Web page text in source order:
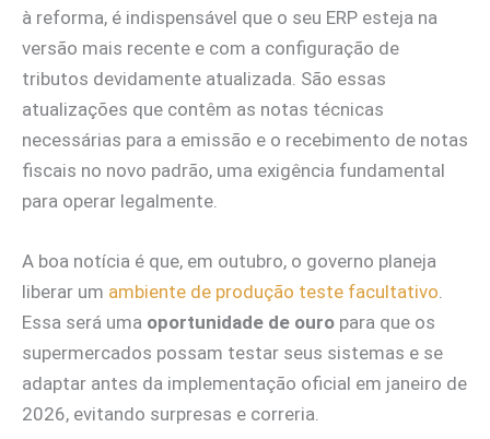
à reforma, é indispensável que o seu ERP esteja na
versão mais recente e com a configuração de
tributos devidamente atualizada. São essas
atualizações que contêm as notas técnicas
necessárias para a emissão e o recebimento de notas
fiscais no novo padrão, uma exigência fundamental
para operar legalmente.
A boa notícia é que, em outubro, o governo planeja
liberar um ambiente de produção teste facultativo.
Essa será uma oportunidade de ouro para que os
supermercados possam testar seus sistemas e se
adaptar antes da implementação oficial em janeiro de
2026, evitando surpresas e correria.